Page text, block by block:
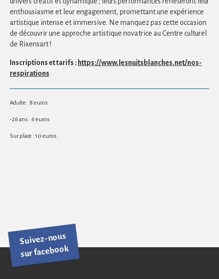
enthousiasme et leur engagement, promettant une expérience
artistique intense et immersive. Ne manquez pas cette occasion
de découvrir une approche artistique novatrice au Centre culturel
de Rixensart !
Inscriptions et tarifs : https://www.lesnuitsblanches.net/nos-
respirations
Adulte : 8 euros
-26 ans : 6 euros
Sur place : 10 euros
Suivez-nous
sur facebook